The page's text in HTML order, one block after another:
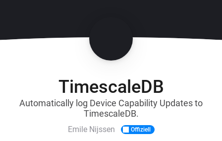
TimescaleDB
Automatically log Device Capability Updates to
TimescaleDB.
Emile Nijssen Offiziell